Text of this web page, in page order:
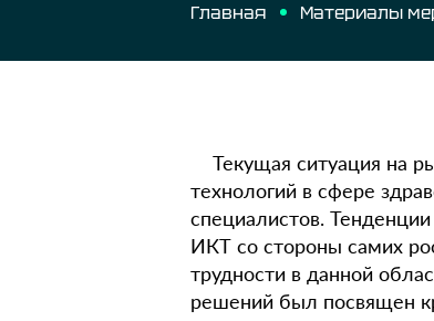
Главная Материалы
Текущая ситуация на
технологий в сфере
специалистов.
ИКТ со стороны самих
трудности в данной
решений был посвящен